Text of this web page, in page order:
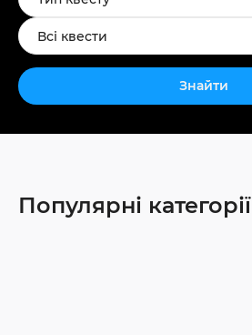
Всі квести
Знайти
Популярні категорії